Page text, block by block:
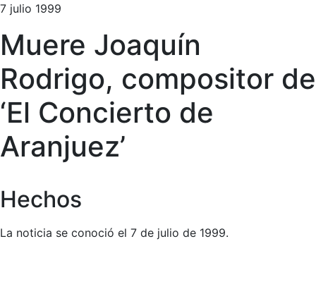
7 julio 1999
Muere Joaquín
Rodrigo, compositor de
‘El Concierto de
Aranjuez’
Hechos
La noticia se conoció el 7 de julio de 1999.